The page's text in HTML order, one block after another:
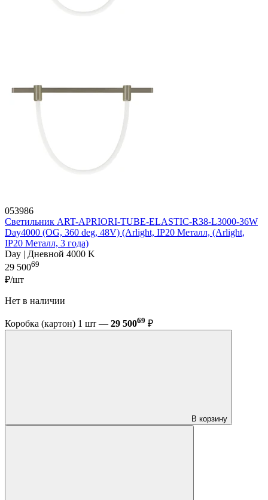
053986
Светильник ART-APRIORI-TUBE-ELASTIC-R38-L3000-36W
Day4000 (OG, 360 deg, 48V) (Arlight, IP20 Металл, (Arlight,
IP20 Металл, 3 года)
Day | Дневной 4000 K
29 50069
₽/шт
Нет в наличии
Коробка (картон) 1 шт — 29 50069 ₽
В корзину